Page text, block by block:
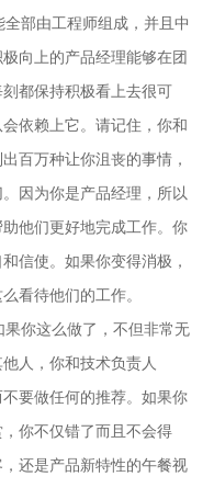
部由工程师组成，并且中
向上的产品经理能够在团
都保持积极看上去很可
依赖上它。请记住，你和
百万种让你沮丧的事情，
因为你是产品经理，所以
他们更好地完成工作。你
信使。如果你变得消极，
看待他们的工作。
你这么做了，不但非常无
人，你和技术负责人
要做任何的推荐。如果你
你不仅错了而且不会得
还是产品新特性的午餐视